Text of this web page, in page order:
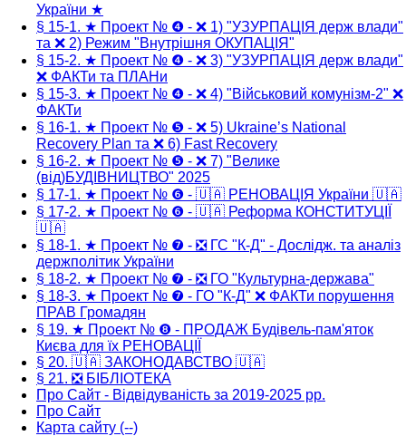
України ★
§ 15-1. ★ Проект № ❹ - ❌ 1) "УЗУРПАЦІЯ держ влади"
та ❌ 2) Режим "Внутрішня ОКУПАЦІЯ"
§ 15-2. ★ Проект № ❹ - ❌ 3) "УЗУРПАЦІЯ держ влади"
❌ ФАКТи та ПЛАНи
§ 15-3. ★ Проект № ❹ - ❌ 4) "Військовий комунізм-2" ❌
ФАКТи
§ 16-1. ★ Проект № ❺ - ❌ 5) Ukraine’s National
Recovery Plan та ❌ 6) Fast Recovery
§ 16-2. ★ Проект № ❺ - ❌ 7) "Велике
(від)БУДІВНИЦТВО" 2025
§ 17-1. ★ Проект № ❻ - 🇺🇦 РЕНОВАЦІЯ України 🇺🇦
§ 17-2. ★ Проект № ❻ - 🇺🇦 Реформа КОНСТИТУЦІЇ
🇺🇦
§ 18-1. ★ Проект № ❼ - ❎ ГС "К-Д" - Дослідж. та аналіз
держполітик України
§ 18-2. ★ Проект № ❼ - ❎ ГО "Культурна-держава"
§ 18-3. ★ Проект № ❼ - ГО "К-Д" ❌ ФАКТи порушення
ПРАВ Громадян
§ 19. ★ Проект № ❽ - ПРОДАЖ Будівель-пам'яток
Києва для їх РЕНОВАЦІЇ
§ 20. 🇺🇦 ЗАКОНОДАВСТВО 🇺🇦
§ 21. ❎ БІБЛІОТЕКА
Про Сайт - Відвідуваність за 2019-2025 рр.
Про Сайт
Карта сайту (--)